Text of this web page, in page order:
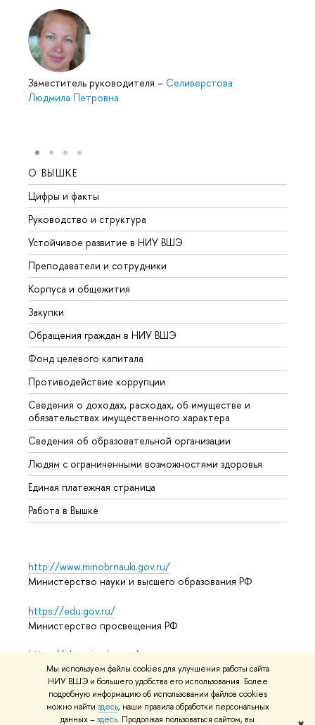
Мы используем файлы cookies для улучшения работы сайта
НИУ ВШЭ и большего удобства его использования. Более
подробную информацию об использовании файлов cookies
можно найти здесь, наши правила обработки персональных
данных –здесь. Продолжая пользоваться сайтом, вы
Заместитель руководителя – Селиверстова
Людмила Петровна
О ВЫШКЕ
Цифры и факты
Руководство и структура
Устойчивое развитие в НИУ ВШЭ
Преподаватели и сотрудники
Корпуса и общежития
Закупки
Обращения граждан в НИУ ВШЭ
Фонд целевого капитала
Противодействие коррупции
Сведения о доходах, расходах, об имуществе и
обязательствах имущественного характера
Сведения об образовательной организации
Людям с ограниченными возможностями здоровья
Единая платежная страница
Работа в Вышке
http://www.minobrnauki.gov.ru/
Министерство науки и высшего образования РФ
https://edu.gov.ru/
Министерство просвещения РФ
https://elearning.hse.ru/mooc
Массовые открытые онлайн-курсы
© НИУ ВШЭ 1993–2026 Адреса и контактыУсловия